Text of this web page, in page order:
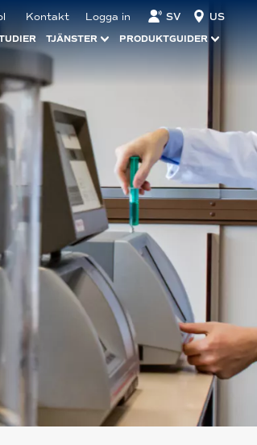
Kontakt Logga in SV US
TJÄNSTER
PRODUKTGUIDER